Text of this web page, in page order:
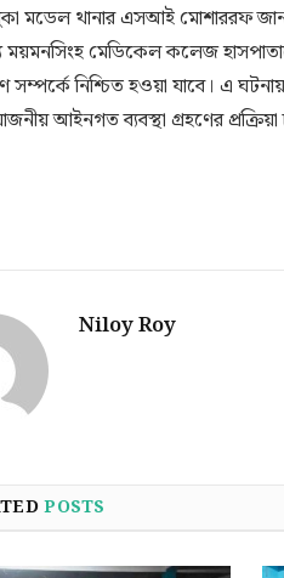
মডেল থানার এসআই মোশাররফ
মেডিকেল কলেজ
সম্পর্কে নিশ্চিত হওয়া যাবে। এ
আইনগত ব্যবস্থা গ্রহণের
Niloy Roy
POSTS